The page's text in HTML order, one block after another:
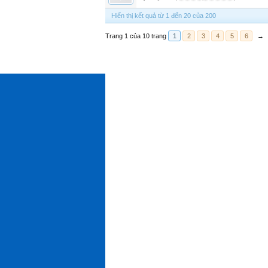
Hiển thị kết quả từ 1 đến 20 của 200
Trang 1 của 10 trang 1 2 3 4 5 6 →